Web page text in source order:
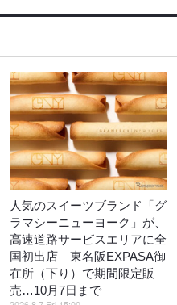
人気のスイーツブランド「グ
ラマシーニューヨーク」が、
高速道路サービスエリアに全
国初出店 東名阪EXPASA御
在所（下り）で期間限定販
売…10月7日まで